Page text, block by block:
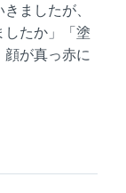
ましたが、
たか」「塗
顔が真っ赤に